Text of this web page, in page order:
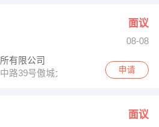
面议
08-08
有限公司
路39号傲城大厦B座12层220号
申请
面议